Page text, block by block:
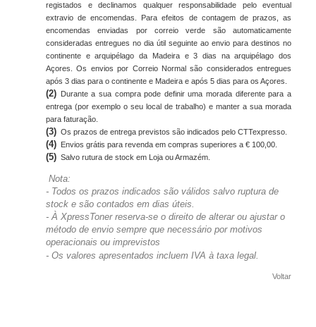
registados e declinamos qualquer responsabilidade pelo eventual
extravio de encomendas
. Para efeitos de contagem de prazos, as
encomendas enviadas por correio verde são automaticamente
consideradas entregues no dia útil seguinte ao envio para destinos no
continente e arquipélago da Madeira e 3 dias na arquipélago dos
Açores. Os envios por Correio Normal são considerados entregues
após 3 dias para o continente e Madeira e após 5 dias para os Açores.
(2) Durante a sua compra pode definir uma morada diferente para a
entrega (por exemplo o seu local de trabalho) e manter a sua morada
para faturação.
(3) Os prazos de entrega previstos são indicados pelo CTTexpresso.
(4) Envios grátis para revenda em compras superiores a € 100,00.
(5) Salvo rutura de stock em Loja ou Armazém.
Nota:
- Todos os prazos indicados são válidos salvo ruptura de
stock e são contados em dias úteis.
- À XpressToner reserva-se o direito de alterar ou ajustar o
método de envio sempre que necessário por motivos
operacionais ou imprevistos
- Os valores apresentados incluem IVA à taxa legal.
Voltar